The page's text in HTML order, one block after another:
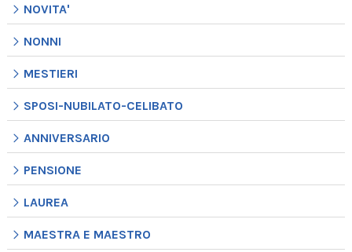
NOVITA'
NONNI
MESTIERI
SPOSI-NUBILATO-CELIBATO
ANNIVERSARIO
PENSIONE
LAUREA
MAESTRA E MAESTRO